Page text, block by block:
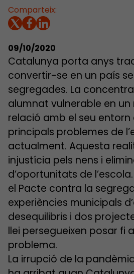
Comparteix:
09/10/2020
Catalunya porta anys
convertir-se en un país
segregades. La
alumnat vulnerable en
relació amb el seu entorn
principals problemes de
actualment. Aquesta
injustícia pels nens i
d’oportunitats de
el Pacte contra la
experiències municipals
desequilibris i dos
llei persegueixen posar fi
problema.
La irrupció de la